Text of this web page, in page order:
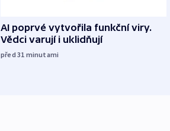
AI poprvé vytvořila funkční viry.
Vědci varují i uklidňují
před 31 minutami